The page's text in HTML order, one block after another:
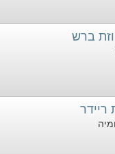
ברש
ריידר